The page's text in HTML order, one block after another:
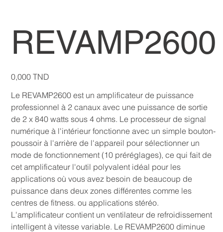
REVAMP2600
Prix
0,000 TND
Le REVAMP2600 est un amplificateur de puissance
professionnel à 2 canaux avec une puissance de sortie
de 2 x 840 watts sous 4 ohms. Le processeur de signal
numérique à l'intérieur fonctionne avec un simple bouton-
poussoir à l'arrière de l'appareil pour sélectionner un
mode de fonctionnement (10 préréglages), ce qui fait de
cet amplificateur l'outil polyvalent idéal pour les
applications où vous avez besoin de beaucoup de
puissance dans deux zones différentes comme les
centres de fitness. ou applications stéréo.
L'amplificateur contient un ventilateur de refroidissement
intelligent à vitesse variable. Le REVAMP2600 diminue